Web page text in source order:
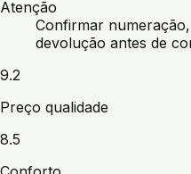
Atenção
Confirmar
devolução antes de
9.2
Preço qualidade
8.5